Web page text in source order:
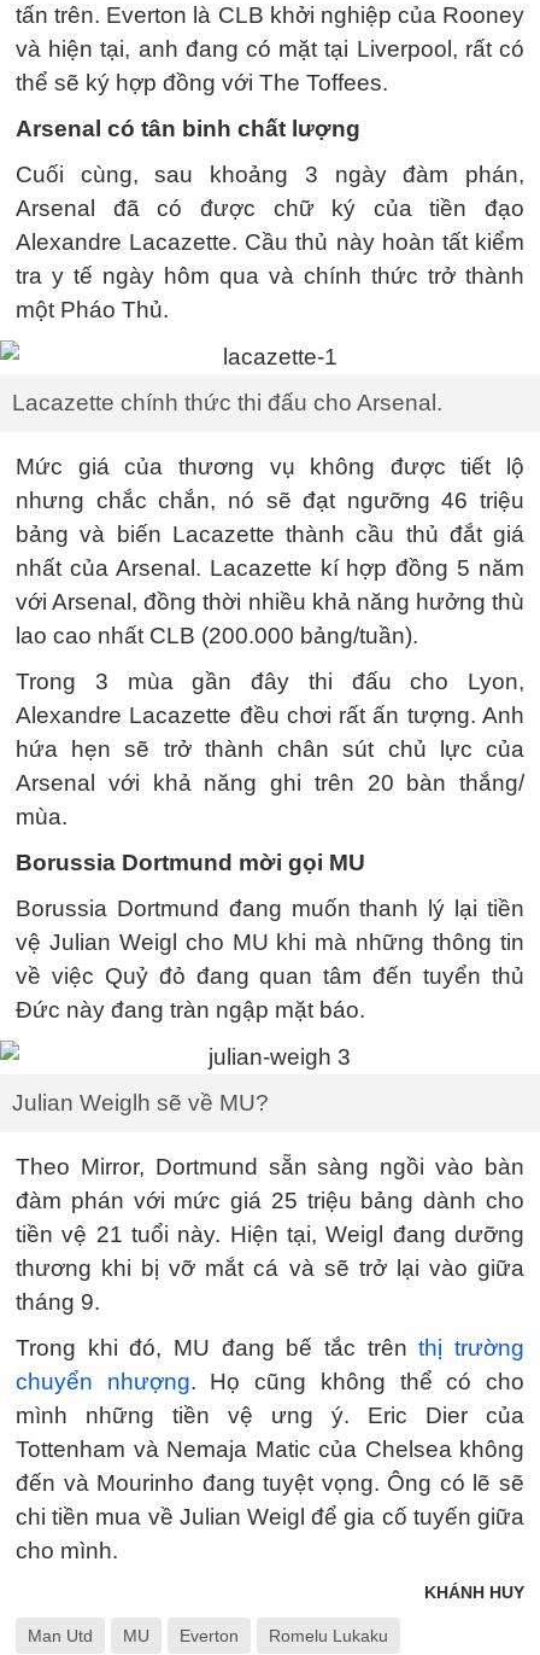
tấn trên. Everton là CLB khởi nghiệp của Rooney
và hiện tại, anh đang có mặt tại Liverpool, rất có
thể sẽ ký hợp đồng với The Toffees.
Arsenal có tân binh chất lượng
Cuối cùng, sau khoảng 3 ngày đàm phán,
Arsenal đã có được chữ ký của tiền đạo
Alexandre Lacazette. Cầu thủ này hoàn tất kiểm
tra y tế ngày hôm qua và chính thức trở thành
một Pháo Thủ.
Lacazette chính thức thi đấu cho Arsenal.
Mức giá của thương vụ không được tiết lộ
nhưng chắc chắn, nó sẽ đạt ngưỡng 46 triệu
bảng và biến Lacazette thành cầu thủ đắt giá
nhất của Arsenal. Lacazette kí hợp đồng 5 năm
với Arsenal, đồng thời nhiều khả năng hưởng thù
lao cao nhất CLB (200.000 bảng/tuần).
Trong 3 mùa gần đây thi đấu cho Lyon,
Alexandre Lacazette đều chơi rất ấn tượng. Anh
hứa hẹn sẽ trở thành chân sút chủ lực của
Arsenal với khả năng ghi trên 20 bàn thắng/
mùa.
Borussia Dortmund mời gọi MU
Borussia Dortmund đang muốn thanh lý lại tiền
vệ Julian Weigl cho MU khi mà những thông tin
về việc Quỷ đỏ đang quan tâm đến tuyển thủ
Đức này đang tràn ngập mặt báo.
Julian Weiglh sẽ về MU?
Theo Mirror, Dortmund sẵn sàng ngồi vào bàn
đàm phán với mức giá 25 triệu bảng dành cho
tiền vệ 21 tuổi này. Hiện tại, Weigl đang dưỡng
thương khi bị vỡ mắt cá và sẽ trở lại vào giữa
tháng 9.
Trong khi đó, MU đang bế tắc trênthị trường
chuyển nhượng. Họ cũng không thể có cho
mình những tiền vệ ưng ý. Eric Dier của
Tottenham và Nemaja Matic của Chelsea không
đến và Mourinho đang tuyệt vọng. Ông có lẽ sẽ
chi tiền mua về Julian Weigl để gia cố tuyến giữa
cho mình.
KHÁNH HUY
Man Utd MU Everton Romelu Lukaku